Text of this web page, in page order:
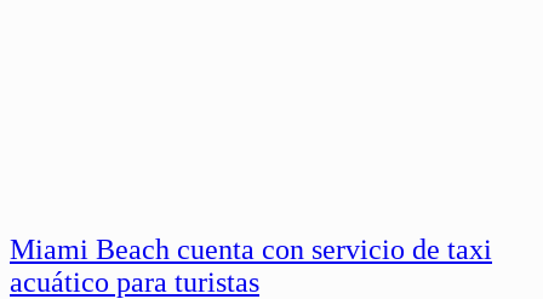
Miami Beach cuenta con servicio de taxi
acuático para turistas